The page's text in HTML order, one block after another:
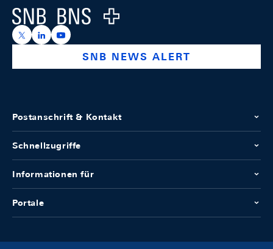
Logo
https://x.com/snb_bns
https://ch.linkedin.com/company/swiss-national-
https://www.youtube.com/@swissnationalbank
SNB NEWS ALERT
Postanschrift & Kontakt
Schnellzugriffe
Informationen für
Portale